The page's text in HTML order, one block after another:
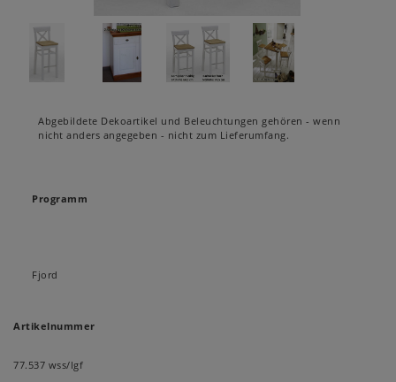
Abgebildete Dekoartikel und Beleuchtungen gehören - wenn
nicht anders angegeben - nicht zum Lieferumfang.
Programm
Fjord
Artikelnummer
77.537 wss/lgf